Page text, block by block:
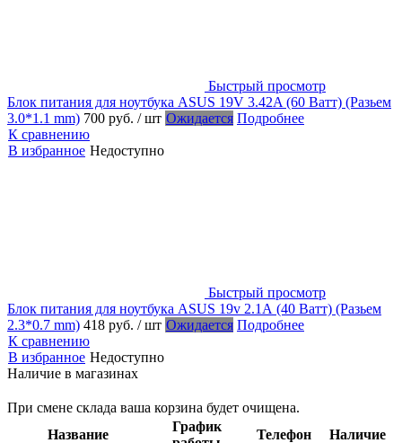
Быстрый просмотр
Блок питания для ноутбука ASUS 19V 3.42A (60 Ватт) (Разьем
3.0*1.1 mm) 700 руб. / шт Ожидается Подробнее
К сравнению
В избранное Недоступно
Быстрый просмотр
Блок питания для ноутбука ASUS 19v 2.1А (40 Ватт) (Разьем
2.3*0.7 mm) 418 руб. / шт Ожидается Подробнее
К сравнению
В избранное Недоступно
Наличие в магазинах
При смене склада ваша корзина будет очищена.
Название
График
Телефон Наличие